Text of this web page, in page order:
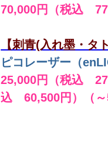
70,000円（税込
【刺青(入れ墨・タ
ピコレーザー（
25,000円（税込
込 60,500円）（～